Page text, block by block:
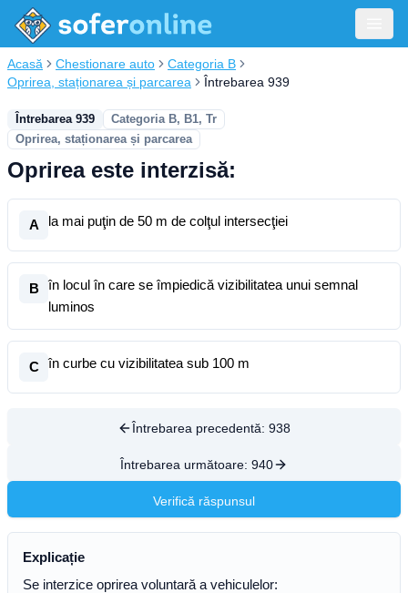
Acasă Chestionare auto
Categoria B
Oprirea, staționarea și parcarea
Întrebarea 939
Întrebarea 939
Categoria B, B1, Tr
Oprirea, staționarea și parcarea
Oprirea este interzisă:
A la mai puţin de 50 m de colţul intersecţiei
B
în locul în care se împiedică vizibilitatea unui semnal
luminos
C în curbe cu vizibilitatea sub 100 m
Întrebarea precedentă: 938
Întrebarea următoare: 940
Verifică răspunsul
Explicație
Se interzice oprirea voluntară a vehiculelor: